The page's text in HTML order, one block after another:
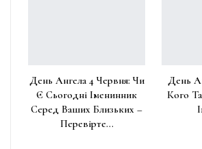
День Ангела 4 Червня: Чи
Є Сьогодні Іменинник
Серед Ваших Близьких –
Перевірте…
День
Кого